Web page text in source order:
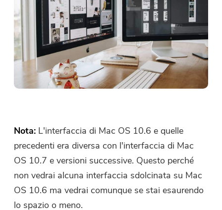
Nota: L'interfaccia di Mac OS 10.6 e quelle
precedenti era diversa con l'interfaccia di Mac
OS 10.7 e versioni successive. Questo perché
non vedrai alcuna interfaccia sdolcinata su Mac
OS 10.6 ma vedrai comunque se stai esaurendo
lo spazio o meno.